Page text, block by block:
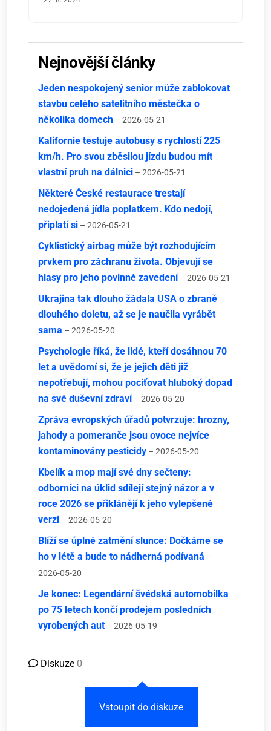
Nejnovější články
Jeden nespokojený senior může zablokovat
stavbu celého satelitního městečka o
několika domech – 2026-05-21
Kalifornie testuje autobusy s rychlostí 225
km/h. Pro svou zběsilou jízdu budou mít
vlastní pruh na dálnici – 2026-05-21
Některé České restaurace trestají
nedojedená jídla poplatkem. Kdo nedojí,
připlatí si – 2026-05-21
Cyklistický airbag může být rozhodujícím
prvkem pro záchranu života. Objevují se
hlasy pro jeho povinné zavedení – 2026-05-21
Ukrajina tak dlouho žádala USA o zbraně
dlouhého doletu, až se je naučila vyrábět
sama – 2026-05-20
Psychologie říká, že lidé, kteří dosáhnou 70
let a uvědomí si, že je jejich děti již
nepotřebují, mohou pociťovat hluboký dopad
na své duševní zdraví – 2026-05-20
Zpráva evropských úřadů potvrzuje: hrozny,
jahody a pomeranče jsou ovoce nejvíce
kontaminovány pesticidy – 2026-05-20
Kbelík a mop mají své dny sečteny:
odborníci na úklid sdílejí stejný názor a v
roce 2026 se přiklánějí k jeho vylepšené
verzi – 2026-05-20
Blíží se úplné zatmění slunce: Dočkáme se
ho v létě a bude to nádherná podívaná –
2026-05-20
Je konec: Legendární švédská automobilka
po 75 letech končí prodejem posledních
vyrobených aut – 2026-05-19
Diskuze 0
Vstoupit do diskuze